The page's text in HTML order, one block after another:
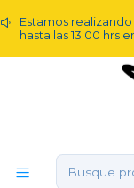
Estamos
hasta las 13:00 hrs